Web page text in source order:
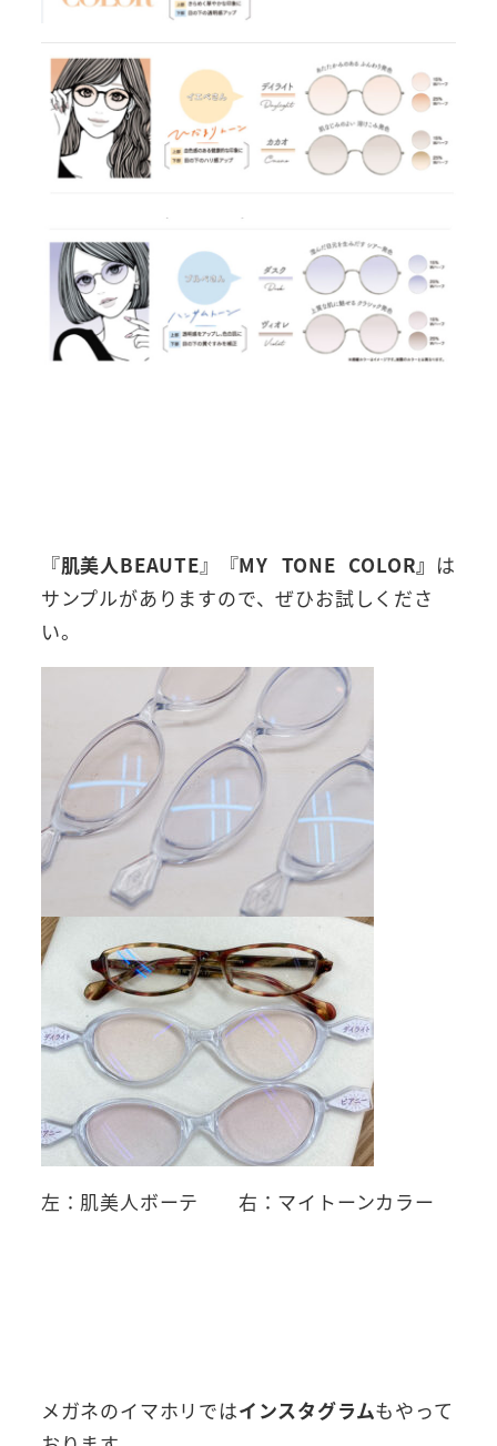
『肌美人BEAUTE』『MY TONE COLOR』 は
サンプルがありますので、ぜひお試しくださ
い。
左：肌美人ボーテ 右：マイトーンカラー
メガネのイマホリではインスタグラムもやって